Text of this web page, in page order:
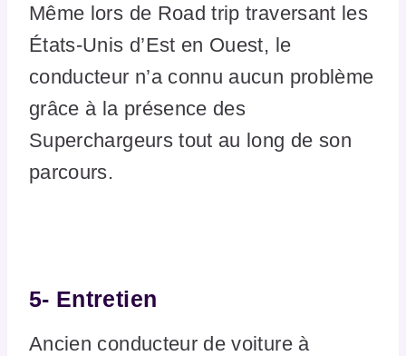
Même lors de Road trip traversant les
États-Unis d’Est en Ouest, le
conducteur n’a connu aucun problème
grâce à la présence des
Superchargeurs tout au long de son
parcours.
5- Entretien
Ancien conducteur de voiture à